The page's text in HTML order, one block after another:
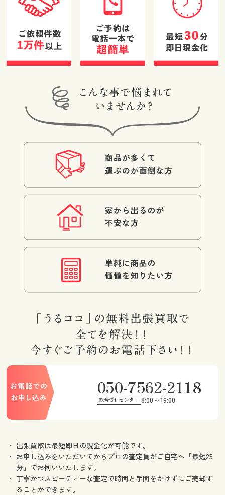
したが、急いで
いたため気にな
た。
があればぜひお
願いしたいと感
じました！！
050-7562-2118
総合受付センター 8:00～19:00
出張買取は最短即日の現金化が可能です。
お申し込みをいただいてからプロの査定員がご自宅へ「最短25
分」でお伺いいたします。
丁寧かつスピーディーな査定で時間と手間をかけずにご売却す
ることができます。